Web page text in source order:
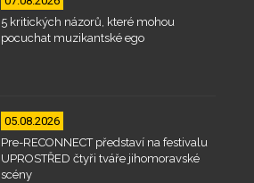
5 kritických názorů, které mohou
pocuchat muzikantské ego
05.08.2026
Pre-RECONNECT představí na festivalu
UPROSTŘED čtyři tváře jihomoravské
scény